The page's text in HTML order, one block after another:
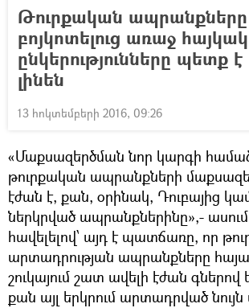
Թուրքական ապրանքները
բոյկոտելուց առաջ
ընկերությունները պետք
լինեն
13 հոկտեմբերի 2016, 09:26
«Մաքսազերծման նոր կարգի
թուրքական ապրանքների
էժան է, քան, օրինակ, Դուբայից
ներկրված ապրանքներինը»,-
հավելելով՝ այդ է պատճառը, որ
արտադրության ապրանքները
շուկայում շատ ավելի էժան գներով
քան այլ երկրում արտադրված